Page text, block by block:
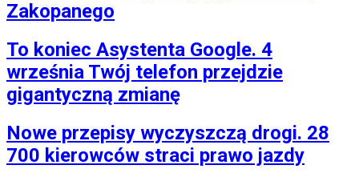
Zakopanego
To koniec Asystenta Google. 4
września Twój telefon przejdzie
gigantyczną zmianę
Nowe przepisy wyczyszczą drogi. 28
700 kierowców straci prawo jazdy